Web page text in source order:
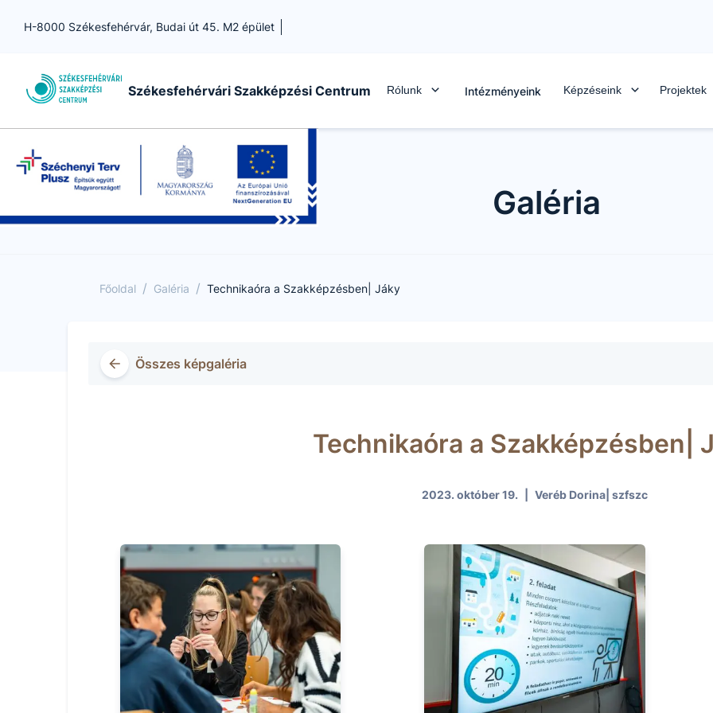
H-8000 Székesfehérvár, Budai út 45. M2 épület
Székesfehérvári Szakképzési Centrum Rólunk Intézményeink Képzéseink Projektek
Galéria
Főoldal / Galéria / Technikaóra a Szakképzésben| Jáky
Összes képgaléria
Technikaóra a Szakképzésben|
2023. október 19. Veréb Dorina| szfszc